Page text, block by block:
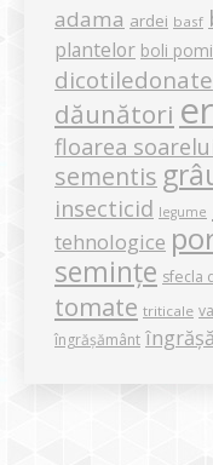
adama ardei basf
plantelor boli
dicotiledonate
dăunători
floarea
sementis
insecticid legume
tehnologice
semințe sfecla
tomate triticale
îngrășământ